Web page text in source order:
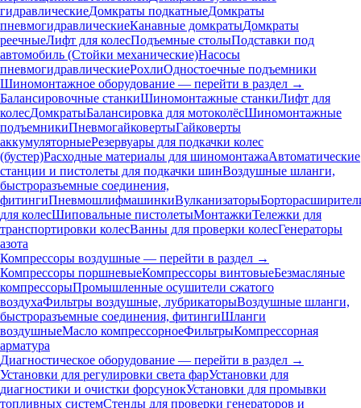
гидравлическиеДомкраты подкатныеДомкраты
пневмогидравлическиеКанавные домкратыДомкраты
реечныеЛифт для колесПодъемные столыПодставки под
автомобиль (Стойки механические)Насосы
пневмогидравлическиеРохлиОдностоечные подъемники
Шиномонтажное оборудование — перейти в раздел →
Балансировочные станкиШиномонтажные станкиЛифт для
колесДомкратыБалансировка для мотоколёсШиномонтажные
подъемникиПневмогайковертыГайковерты
аккумуляторныеРезервуары для подкачки колес
(бустер)Расходные материалы для шиномонтажаАвтоматические
станции и пистолеты для подкачки шинВоздушные шланги,
быстроразъемные соединения,
фитингиПневмошлифмашинкиВулканизаторы
для колесШиповальные пистолетыМонтажкиТележки для
транспортировки колесВанны для проверки колесГенераторы
азота
Компрессоры воздушные — перейти в раздел →
Компрессоры поршневыеКомпрессоры винтовыеБезмасляные
компрессорыПромышленные осушители сжатого
воздухаФильтры воздушные, лубрикаторыВоздушные шланги,
быстроразъемные соединения, фитингиШланги
воздушныеМасло компрессорноеФильтрыКомпрессорная
арматура
Диагностическое оборудование — перейти в раздел →
Установки для регулировки света фарУстановки для
диагностики и очистки форсунокУстановки для промывки
топливных системСтенды для проверки генераторов и